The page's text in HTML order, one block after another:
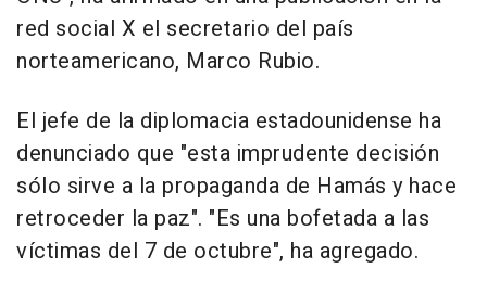
red social X el secretario del país
norteamericano, Marco Rubio.
El jefe de la diplomacia estadounidense ha
denunciado que "esta imprudente decisión
sólo sirve a la propaganda de Hamás y hace
retroceder la paz". "Es una bofetada a las
víctimas del 7 de octubre", ha agregado.